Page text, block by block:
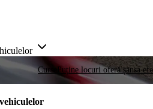
Curse Puține locuri oferă șansa